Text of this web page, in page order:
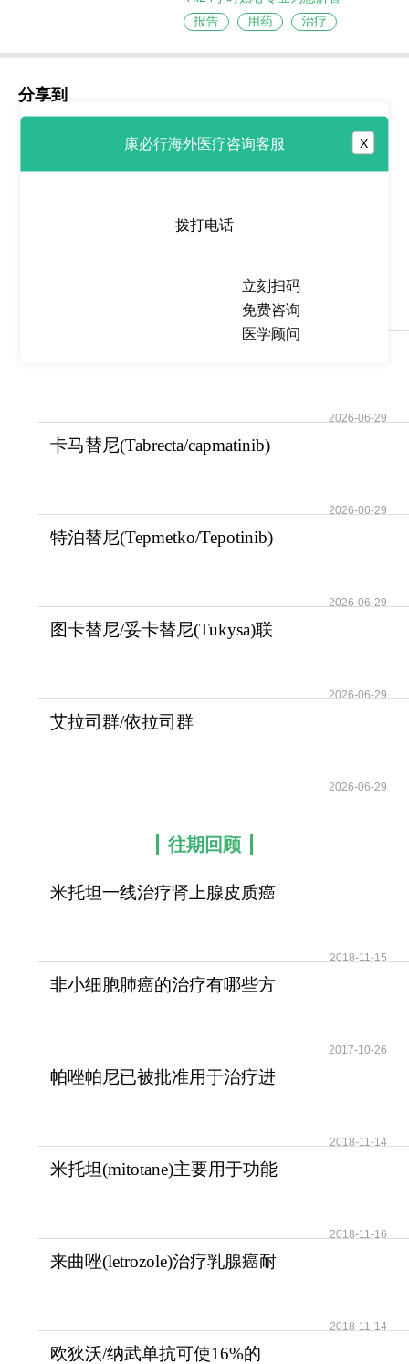
报告
用药 治疗
分享到
热点推荐
2026-06-29
卡马替尼(Tabrecta/capmatinib)
2026-06-29
特泊替尼(Tepmetko/Tepotinib)
2026-06-29
图卡替尼/妥卡替尼(Tukysa)联
2026-06-29
艾拉司群/依拉司群
2026-06-29
往期回顾
米托坦一线治疗肾上腺皮质癌
2018-11-15
非小细胞肺癌的治疗有哪些方
2017-10-26
帕唑帕尼已被批准用于治疗进
2018-11-14
米托坦(mitotane)主要用于功能
2018-11-16
来曲唑(letrozole)治疗乳腺癌耐
2018-11-14
欧狄沃/纳武单抗可使16%的
康必行海外医疗咨询客服 X
拨打电话
立刻扫码
免费咨询
医学顾问